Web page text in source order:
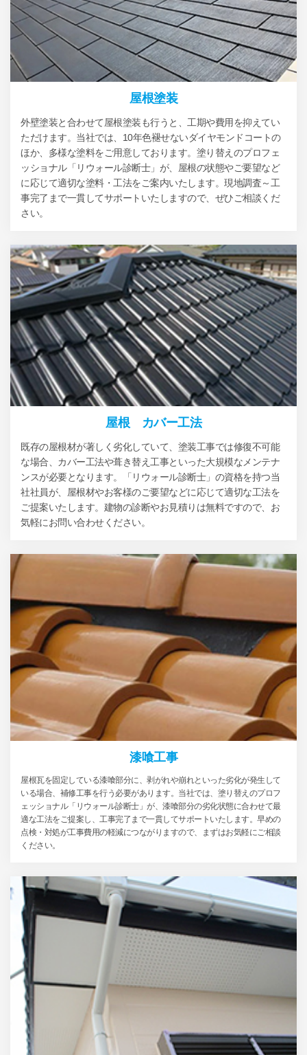
屋根塗装
外壁塗装と合わせて屋根塗装も行うと、工期や費用を抑えてい
ただけます。当社では、10年色褪せないダイヤモンドコートの
ほか、多様な塗料をご用意しております。塗り替えのプロフェ
ッショナル「リウォール診断士」が、屋根の状態やご要望など
に応じて適切な塗料・工法をご案内いたします。現地調査～工
事完了まで一貫してサポートいたしますので、ぜひご相談くだ
さい。
屋根 カバー工法
既存の屋根材が著しく劣化していて、塗装工事では修復不可能
な場合、カバー工法や葺き替え工事といった大規模なメンテナ
ンスが必要となります。「リウォール診断士」の資格を持つ当
社社員が、屋根材やお客様のご要望などに応じて適切な工法を
ご提案いたします。建物の診断やお見積りは無料ですので、お
気軽にお問い合わせください。
漆喰工事
屋根瓦を固定している漆喰部分に、剥がれや崩れといった劣化が発生して
いる場合、補修工事を行う必要があります。当社では、塗り替えのプロフ
ェッショナル「リウォール診断士」が、漆喰部分の劣化状態に合わせて最
適な工法をご提案し、工事完了まで一貫してサポートいたします。早めの
点検・対処が工事費用の軽減につながりますので、まずはお気軽にご相談
ください。